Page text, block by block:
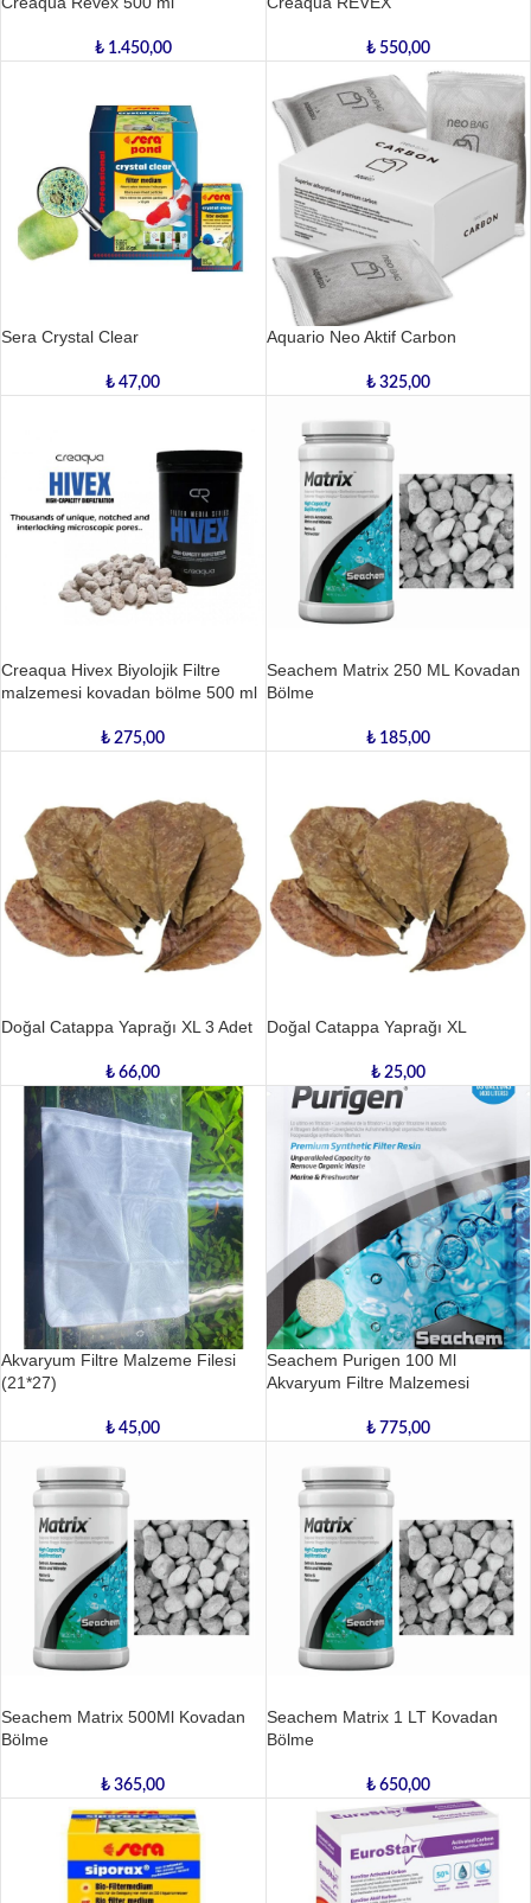
₺1.450,00 ₺550,00
Sera Crystal Clear
₺ 47,00
Aquario Neo Aktif Carbon
₺325,00
Creaqua Hivex Biyolojik Filtre
malzemesi kovadan bölme 500 ml
₺ 275,00
Seachem Matrix 250 ML Kovadan
Bölme
₺185,00
Doğal Catappa Yaprağı XL 3 Adet
₺ 66,00
Doğal Catappa Yaprağı XL
₺25,00
Akvaryum Filtre Malzeme Filesi
(21*27)
₺ 45,00
Seachem Purigen 100 Ml
Akvaryum Filtre Malzemesi
₺775,00
Seachem Matrix 500Ml Kovadan
Bölme
₺ 365,00
Seachem Matrix 1 LT Kovadan
Bölme
₺650,00